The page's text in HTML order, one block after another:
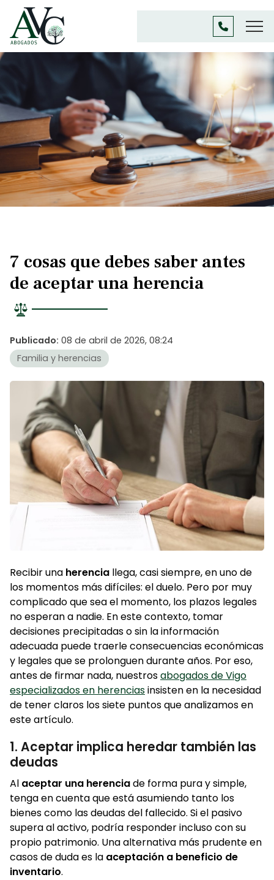
7 cosas que debes saber antes
de aceptar una herencia
Publicado: 08 de abril de 2026, 08:24
Familia y herencias
Recibir una herencia llega, casi siempre, en uno de
los momentos más difíciles: el duelo. Pero por muy
complicado que sea el momento, los plazos legales
no esperan a nadie. En este contexto, tomar
decisiones precipitadas o sin la información
adecuada puede traerle consecuencias económicas
y legales que se prolonguen durante años. Por eso,
antes de firmar nada, nuestrosabogados de Vigo
especializados en herenciasinsisten en la necesidad
de tener claros los siete puntos que analizamos en
este artículo.
1. Aceptar implica heredar también las
deudas
Al aceptar una herenciade forma pura y simple,
tenga en cuenta que está asumiendo tanto los
bienes como las deudas del fallecido. Si el pasivo
supera al activo, podría responder incluso con su
propio patrimonio. Una alternativa más prudente en
casos de duda es la aceptación a beneficio de
inventario.